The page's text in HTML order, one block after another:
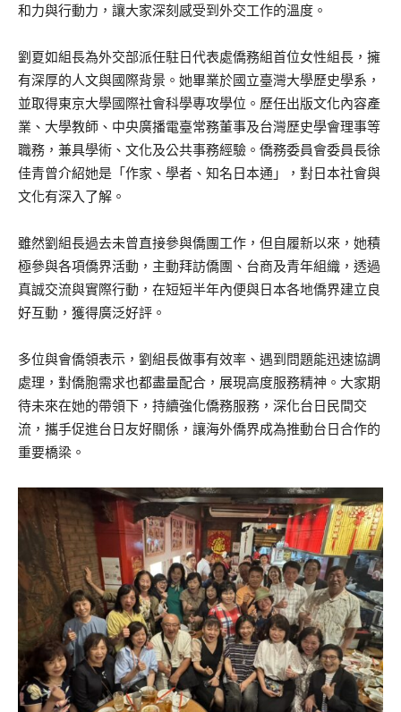
和力與行動力，讓大家深刻感受到外交工作的溫度。
劉夏如組長為外交部派任駐日代表處僑務組首位女性組長，擁
有深厚的人文與國際背景。她畢業於國立臺灣大學歷史學系，
並取得東京大學國際社會科學專攻學位。歷任出版文化內容產
業、大學教師、中央廣播電臺常務董事及台灣歷史學會理事等
職務，兼具學術、文化及公共事務經驗。僑務委員會委員長徐
佳青曾介紹她是「作家、學者、知名日本通」，對日本社會與
文化有深入了解。
雖然劉組長過去未曾直接參與僑團工作，但自履新以來，她積
極參與各項僑界活動，主動拜訪僑團、台商及青年組織，透過
真誠交流與實際行動，在短短半年內便與日本各地僑界建立良
好互動，獲得廣泛好評。
多位與會僑領表示，劉組長做事有效率、遇到問題能迅速協調
處理，對僑胞需求也都盡量配合，展現高度服務精神。大家期
待未來在她的帶領下，持續強化僑務服務，深化台日民間交
流，攜手促進台日友好關係，讓海外僑界成為推動台日合作的
重要橋梁。